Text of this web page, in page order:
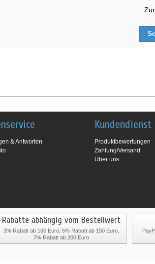
& Antworten
Kundendienst
Produktbewertungen
Zahlung/Versand
Über uns
Rabatte abhängig vom Bestellwert
3% Rabatt ab 100 Euro, 5% Rabatt ab 150 Euro,
7% Rabatt ab 200 Euro